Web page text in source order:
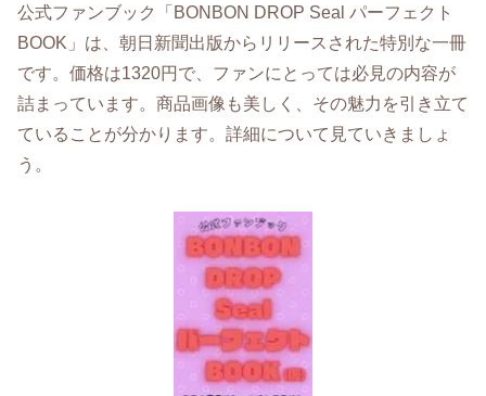
公式ファンブック「BONBON DROP Seal パーフェクト
BOOK」は、朝日新聞出版からリリースされた特別な一冊
です。価格は1320円で、ファンにとっては必見の内容が
詰まっています。商品画像も美しく、その魅力を引き立て
ていることが分かります。詳細について見ていきましょ
う。